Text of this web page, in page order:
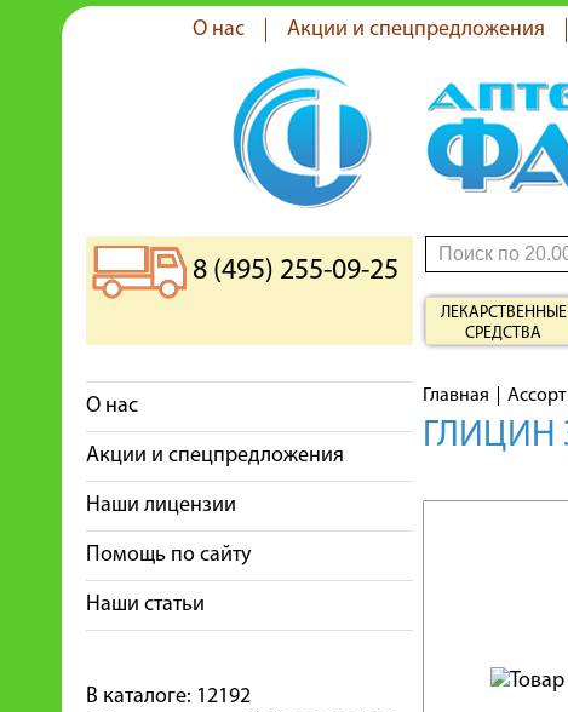
О нас Акции и спецпредложения
8 (495) 255-09-25
ЛЕКАРСТВЕННЫЕ
СРЕДСТВА
О нас
Акции и спецпредложения
Наши лицензии
Помощь по сайту
Наши статьи
В каталоге: 12192
Главная
ГЛИЦИН